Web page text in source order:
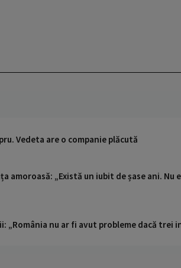
Vedeta are o companie plăcută
„Există un iubit de șase ani. Nu
„România nu ar fi avut probleme dacă trei